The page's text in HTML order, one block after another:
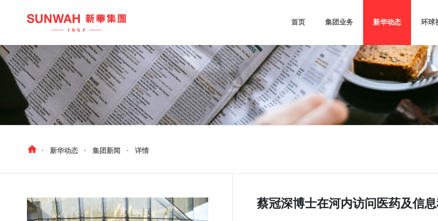
首页 集团业务
九号水产
西村日本料理
新华国茶
红酒产业
新华峰汇
中 国
越 南
新和财务
新华汇富
软件研发
软件外包
技术转移
BIM运维
影视制作发行
电影院建设
新华动态 环球
· 新华动态 · 集团新闻 · 详情
蔡冠深博士在河内访问医药及信